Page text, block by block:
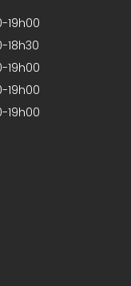
19h00
18h30
19h00
19h00
19h00